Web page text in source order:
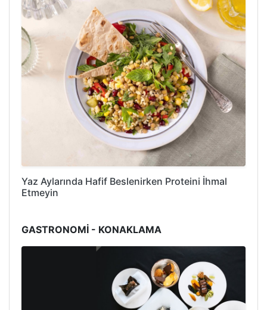
Yaz Aylarında Hafif Beslenirken Proteini İhmal
Etmeyin
GASTRONOMİ - KONAKLAMA